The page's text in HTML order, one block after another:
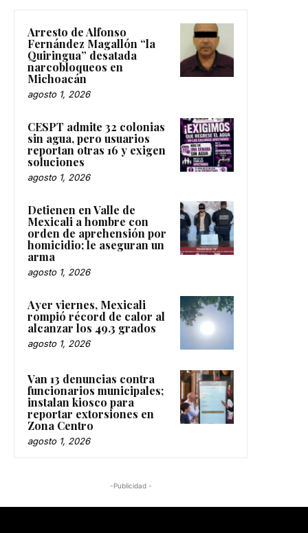
Arresto de Alfonso
Fernández Magallón “la
Quiringua” desatada
narcobloqueos en
Michoacán
agosto 1, 2026
CESPT admite 32 colonias
sin agua, pero usuarios
reportan otras 16 y exigen
soluciones
agosto 1, 2026
Detienen en Valle de
Mexicali a hombre con
orden de aprehensión por
homicidio; le aseguran un
arma
agosto 1, 2026
Ayer viernes, Mexicali
rompió récord de calor al
alcanzar los 49.3 grados
agosto 1, 2026
Van 13 denuncias contra
funcionarios municipales;
instalan kiosco para
reportar extorsiones en
Zona Centro
agosto 1, 2026
-Publicidad -